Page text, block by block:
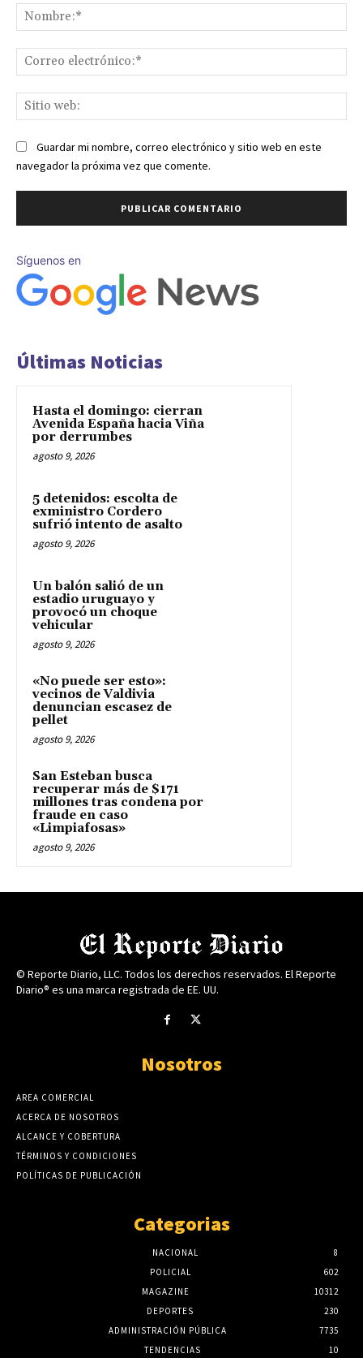
Guardar mi nombre, correo electrónico y sitio web en este
navegador la próxima vez que comente.
Síguenos en
Últimas Noticias
Hasta el domingo: cierran
Avenida España hacia Viña
por derrumbes
agosto 9, 2026
5 detenidos: escolta de
exministro Cordero
sufrió intento de asalto
agosto 9, 2026
Un balón salió de un
estadio uruguayo y
provocó un choque
vehicular
agosto 9, 2026
«No puede ser esto»:
vecinos de Valdivia
denuncian escasez de
pellet
agosto 9, 2026
San Esteban busca
recuperar más de $171
millones tras condena por
fraude en caso
«Limpiafosas»
agosto 9, 2026
© Reporte Diario, LLC. Todos los derechos reservados. El Reporte
Diario® es una marca registrada de EE. UU.
Nosotros
AREA COMERCIAL
ACERCA DE NOSOTROS
ALCANCE Y COBERTURA
TÉRMINOS Y CONDICIONES
POLÍTICAS DE PUBLICACIÓN
Categorias
NACIONAL
8
POLICIAL
602
MAGAZINE
10312
DEPORTES
230
ADMINISTRACIÓN PÚBLICA
7735
TENDENCIAS
10